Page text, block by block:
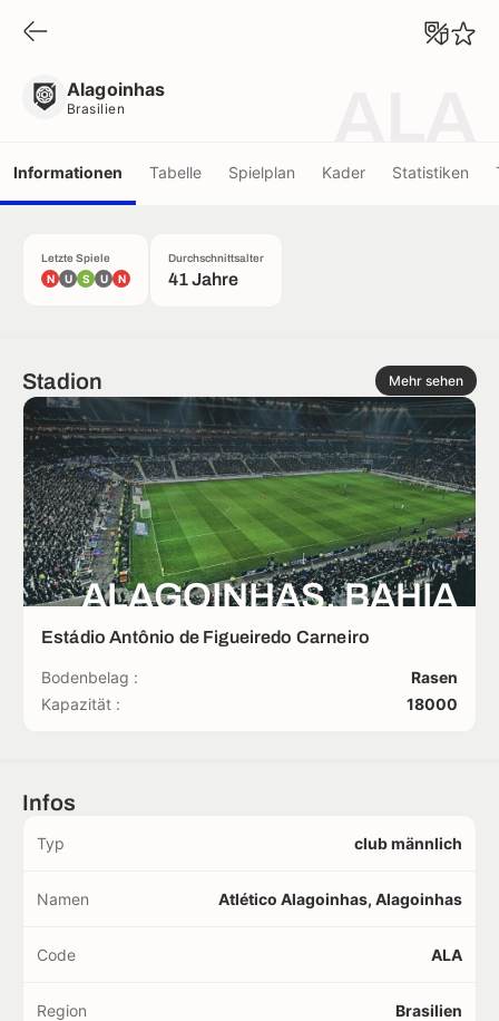
Alagoinhas
Brasilien
Informationen Tabelle Spielplan Kader Statistiken
Letzte Spiele
N U S U N
Durchschnittsalter
41 Jahre
Stadion Mehr sehen
ALAGOINHAS, BAHIA
Estádio Antônio de Figueiredo Carneiro
Bodenbelag :
Rasen
Kapazität :
18000
Infos
Typ club männlich
Namen Atlético Alagoinhas, Alagoinhas
Code ALA
Region Brasilien